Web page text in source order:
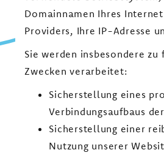
Domainnamen Ihres
Providers, Ihre IP-Adresse
Sie werden insbesondere zu
Zwecken verarbeitet:
Sicherstellung eines
Verbindungsaufbaus
Sicherstellung einer
Nutzung unserer